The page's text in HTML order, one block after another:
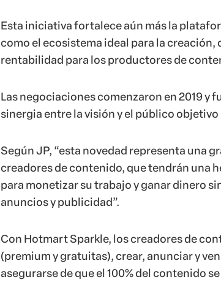
Esta iniciativa fortalece aún más la
como el ecosistema ideal para la
rentabilidad para los productores de
Las negociaciones comenzaron en 2019 y
sinergia entre la visión y el público objetivo
Según JP, “esta novedad representa una
creadores de contenido, que tendrán una
para monetizar su trabajo y ganar dinero
anuncios y publicidad”.
Con Hotmart Sparkle, los creadores de
(premium y gratuitas), crear, anunciar y
asegurarse de que el 100% del contenido